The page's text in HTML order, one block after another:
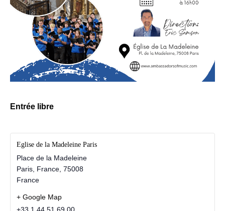
Entrée libre
Eglise de la Madeleine Paris
Place de la Madeleine
Paris, France 75008
France
+ Google Map